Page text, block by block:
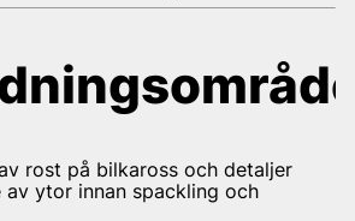
rost på bilkaross och detaljer
av ytor innan spackling och